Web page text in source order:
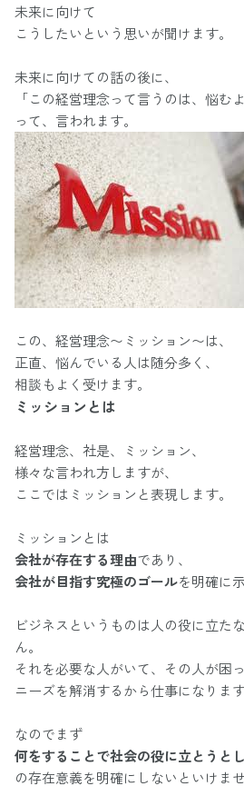
未来に向けて
こうしたいという思いが聞けます。
未来に向けての話の後に、
「この経営理念って言うのは、悩むよ
って、言われます。
この、経営理念〜ミッション〜は、
正直、悩んでいる人は随分多く、
相談もよく受けます。
ミッションとは
経営理念、社是、ミッション、
様々な言われ方しますが、
ここではミッションと表現します。
ミッションとは
会社が存在する理由であり、
会社が目指す究極のゴールを明確に
ビジネスというものは人の役に立た
ん。
それを必要な人がいて、その人が困
ニーズを解消するから仕事になります
なのでまず
何をすることで社会の役に立とうと
の存在意義を明確にしないといけませ